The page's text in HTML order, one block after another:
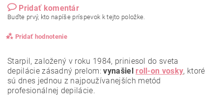
Pridať komentár
Buďte prvý, kto napíše príspevok k tejto položke.
Pridať hodnotenie
Starpil, založený v roku 1984, priniesol do sveta
depilácie zásadný prelom:vynašiel roll-on vosky, ktoré
sú dnes jednou z najpoužívanejších metód
profesionálnej depilácie.